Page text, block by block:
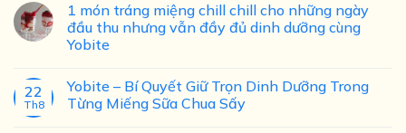
1 món tráng miệng chill chill cho những ngày
đầu thu nhưng vẫn đầy đủ dinh dưỡng cùng
Yobite
22
Th8
Yobite – Bí Quyết Giữ Trọn Dinh Dưỡng Trong
Từng Miếng Sữa Chua Sấy